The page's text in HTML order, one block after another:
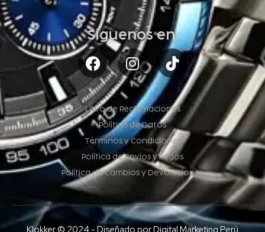
Síguenos en:
Libro de Reclamaciones
Política de Datos
Términos y Condiciones
Política de Envíos y Pagos
Política de Cambios y Devoluciones